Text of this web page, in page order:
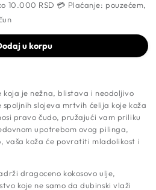
za
Telo
sa
i
Solju,
10.000 RSD 💳 Plaćanje: pouzećem,
u korpu
koja je nežna, blistava i neodoljivo
spoljnih slojeva mrtvih ćelija koje koža
pravo čudo, pružajući vam priliku
upotrebom ovog pilinga,
vaša koža će povratiti mladolikost i
dragoceno kokosovo ulje,
koje ne samo da dubinski vlaži